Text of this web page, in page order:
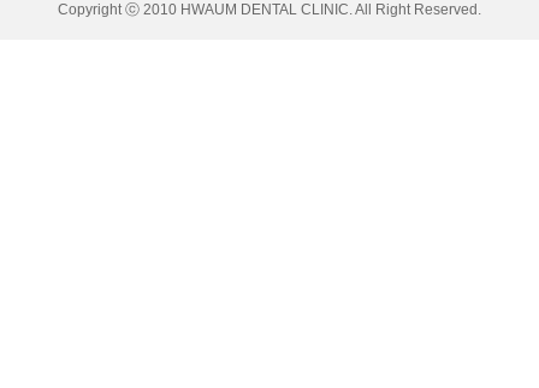
Copyright ⓒ 2010 HWAUM DENTAL CLINIC. All Right Reserved.